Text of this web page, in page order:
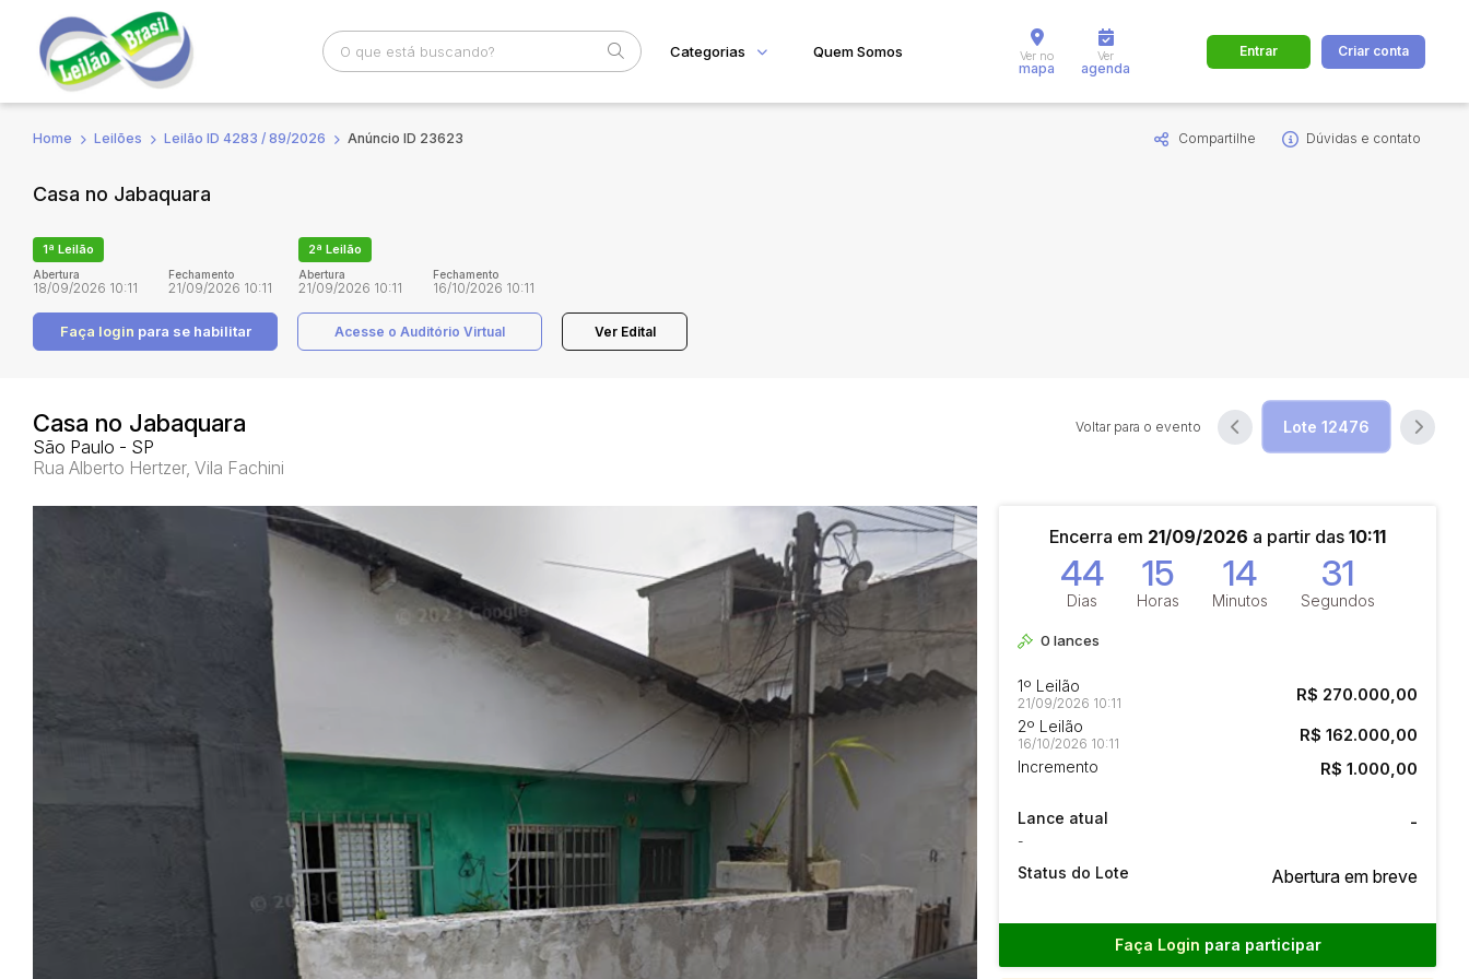
Busca por palavra-chave Categoria Cidade
Categorias Quem Somos Ver no
mapa
Ver
agenda
Entrar Criar conta
Home Leilões Leilão ID 4283 / 89/2026 Anúncio ID 23623 Compartilhe Dúvidas e contato
Casa no Jabaquara
1ª Leilão
Abertura
18/09/2026 10:11
Fechamento
21/09/2026 10:11
2ª Leilão
Abertura
21/09/2026 10:11
Fechamento
16/10/2026 10:11
Faça login para se habilitar Acesse o Auditório Virtual Ver Edital
Casa no Jabaquara
São Paulo - SP
Rua Alberto Hertzer, Vila Fachini
Voltar para o evento
Encerra em 21/09/2026 a partir das 10:11
44
Dias
15
Horas
14
Minutos
30
Segundos
0 lances
1º Leilão
21/09/2026 10:11 R$ 270.000,00
2º Leilão
16/10/2026 10:11 R$ 162.000,00
Incremento R$ 1.000,00
Lance atual
-
-
Status do Lote Abertura em breve
Faça Login para participar